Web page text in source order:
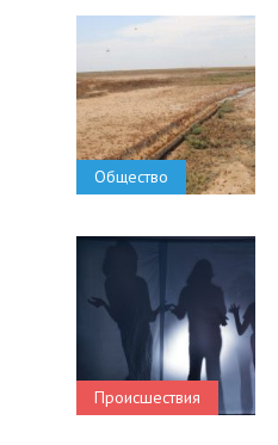
Общество
Происшествия